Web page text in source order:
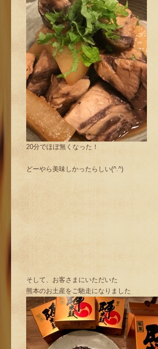
20分でほぼ無くなった！
どーやら美味しかったらしい(^.^)
そして、お客さまにいただいた
熊本のお土産をご馳走になりました